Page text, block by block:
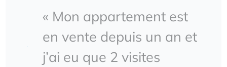
« Mon appartement est
en vente depuis un an et
j’ai eu que 2 visites